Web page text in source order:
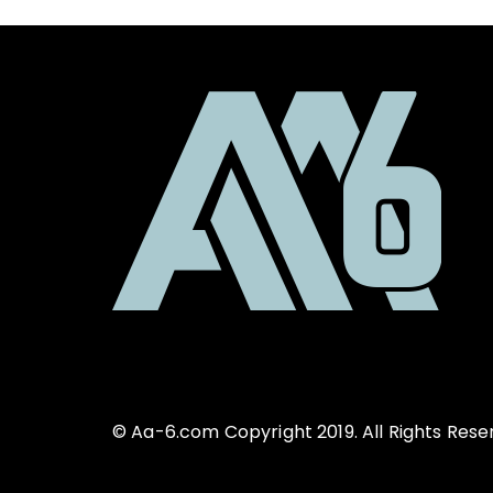
© Aa-6.com Copyright 2019. All Rights